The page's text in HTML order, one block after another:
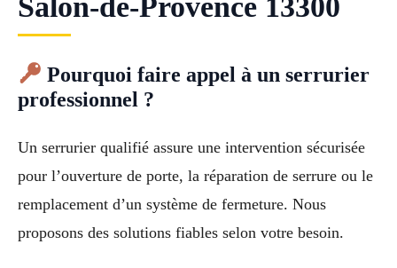
Pourquoi faire appel à un serrurier
professionnel ?
Un serrurier qualifié assure une intervention sécurisée
pour l’ouverture de porte, la réparation de serrure ou le
remplacement d’un système de fermeture. Nous
proposons des solutions fiables selon votre besoin.